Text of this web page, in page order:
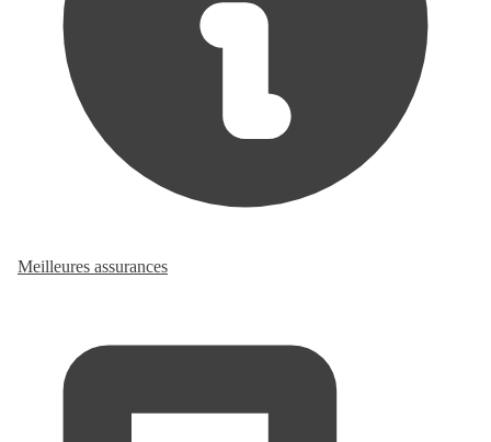
Meilleures assurances